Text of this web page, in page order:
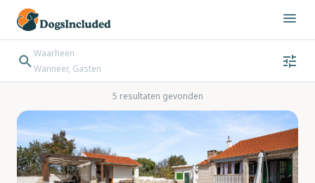
Waarheen
Wanneer, Gasten
Bestemming zoeken
Inchecken → Uitchecken5 resultaten gevonden